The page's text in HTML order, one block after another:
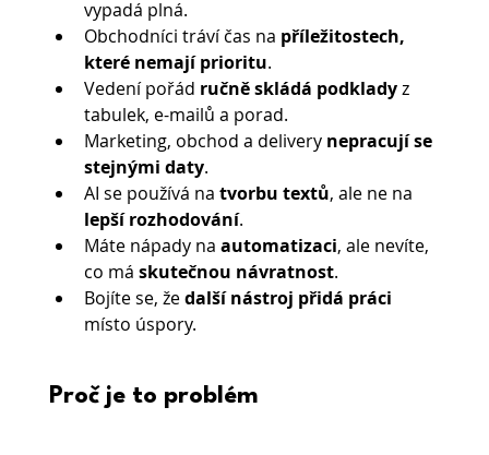
vypadá plná.
Obchodníci tráví čas na příležitostech,
které nemají prioritu.
Vedení pořád ručně skládá podklady z
tabulek, e-mailů a porad.
Marketing, obchod a delivery nepracují se
stejnými daty.
AI se používá na tvorbu textů, ale ne na
lepší rozhodování.
Máte nápady na automatizaci, ale nevíte,
co má skutečnou návratnost.
Bojíte se, že další nástroj přidá práci
místo úspory.
Proč je to problém